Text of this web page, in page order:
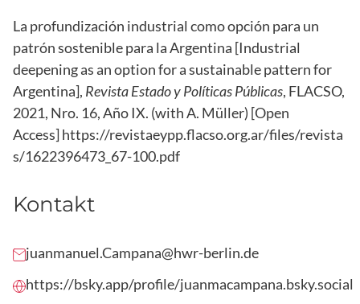
La profundización industrial como opción para un
patrón sostenible para la Argentina [Industrial
deepening as an option for a sustainable pattern for
Argentina], Revista Estado y Políticas Públicas, FLACSO,
2021, Nro. 16, Año IX. (with A. Müller) [Open
Access]https://revistaeypp.flacso.org.ar/files/revista
s/1622396473_67-100.pdf
Kontakt
juanmanuel.Campana@hwr-berlin.de
https://bsky.app/profile/juanmacampana.bsky.social